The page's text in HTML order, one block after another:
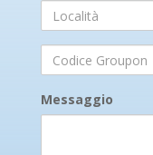
Località
Codice
Groupon
Messaggio